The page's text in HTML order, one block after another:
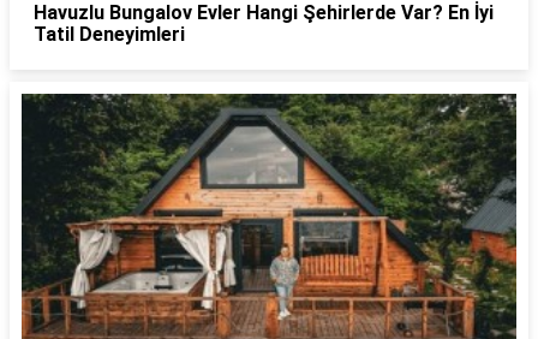
Havuzlu Bungalov Evler Hangi Şehirlerde Var? En İyi
Tatil Deneyimleri